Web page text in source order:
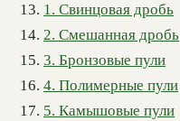
1. Свинцовая дробь
2. Смешанная дробь
3. Бронзовые пули
4. Полимерные пули
5. Камышовые пули